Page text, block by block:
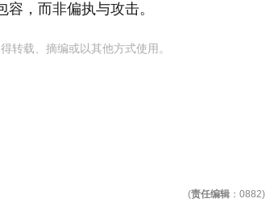
，而非偏执与攻击。
转载、摘编或以其他方式使用。
(责任编辑 ：0882)